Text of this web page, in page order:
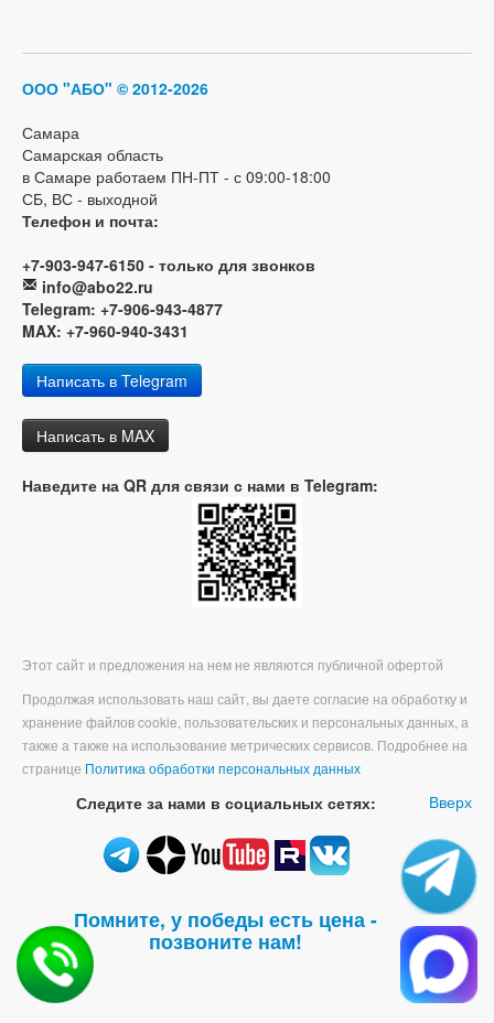
ООО "АБО" © 2012-2026
Самара
Самарская область
в Самаре работаем ПН-ПТ - с 09:00-18:00
СБ, ВС - выходной
Телефон и почта:
+7-903-947-6150 - только для звонков
info@abo22.ru
Telegram: +7-906-943-4877
MAX: +7-960-940-3431
Написать в Telegram
Написать в MAX
Наведите на QR для связи с нами в Telegram:
Этот сайт и предложения на нем не являются публичной офертой
Продолжая использовать наш сайт, вы даете согласие на обработку и
хранение файлов cookie, пользовательских и персональных данных, а
также а также на использование метрических сервисов. Подробнее на
странице Политика обработки персональных данных
Вверх
Следите за нами в социальных сетях:
Помните, у победы есть цена -
позвоните нам!